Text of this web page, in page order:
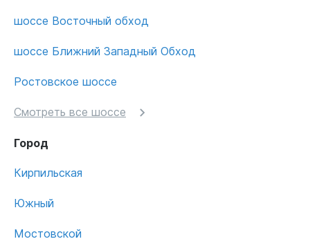
шоссе Восточный обход
шоссе Ближний Западный Обход
Ростовское шоссе
Смотреть все шоссе
Город
Кирпильская
Южный
Мостовской